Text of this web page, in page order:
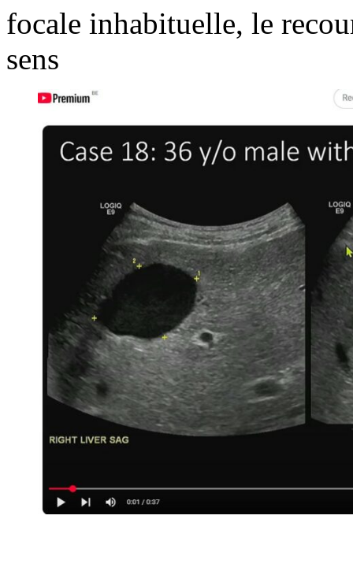
focale inhabituelle, le
sens